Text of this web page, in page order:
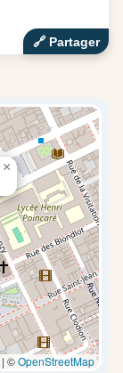
🔗‍️ Partager
×
| ©OpenStreetMap